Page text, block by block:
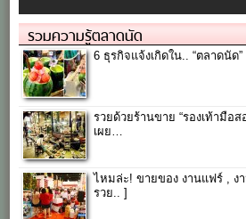
รวมความรู้ตลาดนัด
6 ธุรกิจแจ้งเกิดใน.. “ตลาดนัด”
รวยด้วยร้านขาย “รองเท้ามือส
เผย…
ไหมล่ะ! ขายของ งานแฟร์ , ง
รวย.. ]